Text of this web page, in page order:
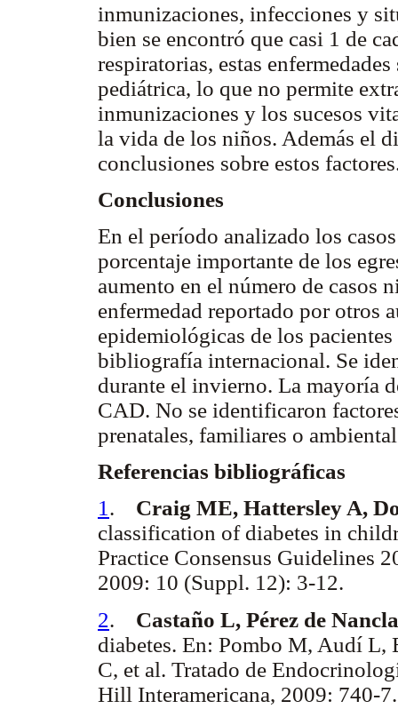
inmunizaciones, infecciones y
bien se encontró que casi 1 de
respiratorias, estas
pediátrica, lo que no permite
inmunizaciones y los sucesos
la vida de los niños. Además el
conclusiones sobre estos
Conclusiones
En el período analizado los
porcentaje importante de los
aumento en el número de casos
enfermedad reportado por otros
epidemiológicas de los
bibliografía internacional. Se
durante el invierno. La mayoría
CAD. No se identificaron
prenatales, familiares o
Referencias bibliográficas
1 . Craig ME, Hattersley A,
classification of diabetes in
Practice Consensus Guidelines
2009: 10 (Suppl. 12): 3-12.
2. Castaño L, Pérez de
diabetes. En: Pombo M, Audí L,
C, et al. Tratado de
Hill Interamericana, 2009: 740-